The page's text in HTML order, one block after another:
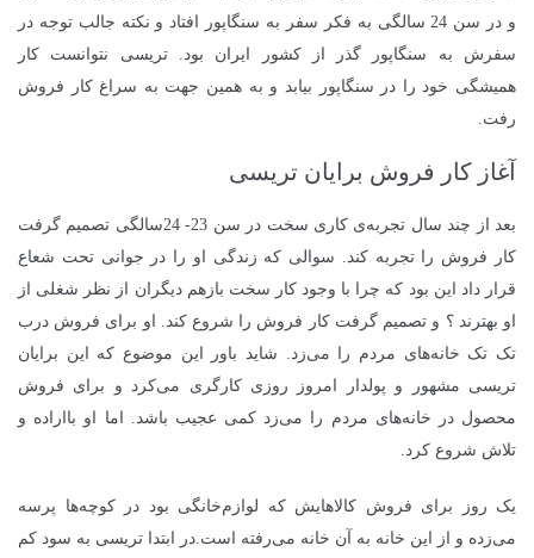
و در سن 24 سالگی به فکر سفر به سنگاپور افتاد و نکته جالب توجه در
سفرش به سنگاپور گذر از کشور ایران بود. تریسی نتوانست کار
همیشگی خود را در سنگاپور بیابد و به همین جهت به سراغ کار فروش
رفت.
آغاز کار فروش برایان تریسی
بعد از چند سال تجربه‌ی کاری سخت در سن 23- 24سالگی تصمیم گرفت
کار فروش را تجربه کند. سوالی که زندگی او را در جوانی تحت شعاع
قرار داد این بود که چرا با وجود کار سخت بازهم دیگران از نظر شغلی از
او بهترند ؟ و تصمیم گرفت کار فروش را شروع کند. او برای فروش درب
تک تک خانه‌های مردم را می‌زد. شاید باور این موضوع که این برایان
تریسی مشهور و پولدار امروز روزی کارگری می‌کرد و برای فروش
محصول در خانه‌های مردم را می‌زد کمی عجیب باشد. اما او بااراده و
تلاش شروع کرد.
یک روز برای فروش کالاهایش که لوازم‌خانگی بود در کوچه‌ها پرسه
می‌زده و از این خانه به آن خانه می‌رفته است.در ابتدا تریسی به سود کم